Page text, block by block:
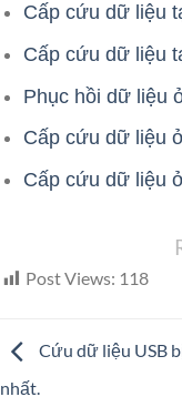
Cấp cứu dữ liệu
Cấp cứu dữ liệu
Phục hồi dữ liệu
Cấp cứu dữ liệu
Cấp cứu dữ liệu
Post Views: 118
Cứu dữ liệu USB
nhất.